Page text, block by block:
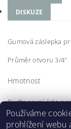
DISKUZE
Gumová záslepka
Průměr otvoru 3/4"
Hmotnost
Buďte první, kdo
Přidat
Používáme
prohlížení webu